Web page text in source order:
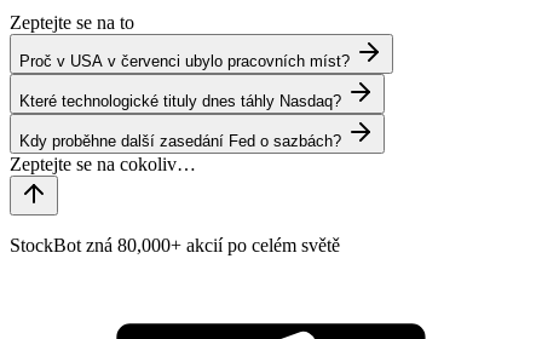
Zeptejte se na to
Proč v USA v červenci ubylo pracovních míst?
Které technologické tituly dnes táhly Nasdaq?
Kdy proběhne další zasedání Fed o sazbách?
StockBot zná 80,000+ akcií po celém světě